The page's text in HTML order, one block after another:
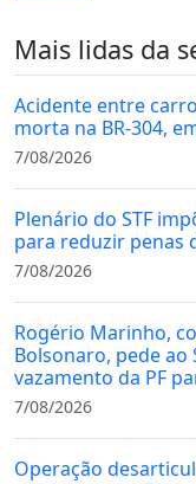
Mais lidas da
Acidente entre
morta na BR-304,
7/08/2026
Plenário do STF
para reduzir penas
7/08/2026
Rogério Marinho,
Bolsonaro, pede ao
vazamento da PF
7/08/2026
Operação